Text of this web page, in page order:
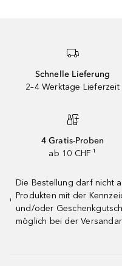
Schnelle Lieferung
2–4 Werktage Lieferzeit
4 Gratis-Proben
ab 10 CHF ¹
¹
Die Bestellung darf nicht
Produkten mit der
und/oder
möglich bei der